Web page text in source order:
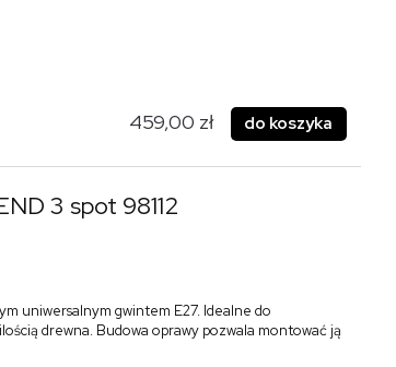
459,00 zł do koszyka
3 spot 98112
uniwersalnym gwintem E27. Idealne do
drewna. Budowa oprawy pozwala montować ją